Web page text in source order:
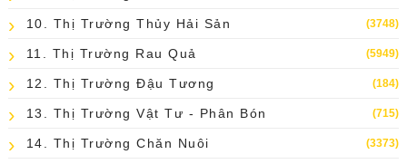
10. Thị Trường Thủy Hải Sản (3748)
11. Thị Trường Rau Quả (5949)
12. Thị Trường Đậu Tương (184)
13. Thị Trường Vật Tư - Phân Bón (715)
14. Thị Trường Chăn Nuôi (3373)